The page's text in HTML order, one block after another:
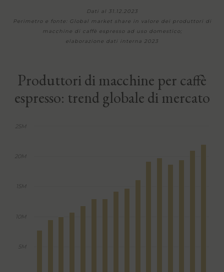
Dati al 31.12.2023
Perimetro e fonte: Global market share in valore dei produttori di
macchine di caffè espresso ad uso domestico;
elaborazione dati interna 2023
Produttori di macchine per caffè
espresso: trend globale di mercato
5M
10M
15M
20M
25M